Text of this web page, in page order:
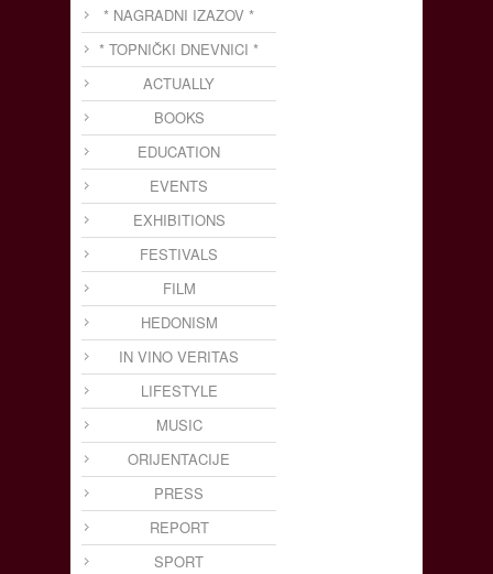
* NAGRADNI IZAZOV *
* TOPNIČKI DNEVNICI *
ACTUALLY
BOOKS
EDUCATION
EVENTS
EXHIBITIONS
FESTIVALS
FILM
HEDONISM
IN VINO VERITAS
LIFESTYLE
MUSIC
ORIJENTACIJE
PRESS
REPORT
SPORT